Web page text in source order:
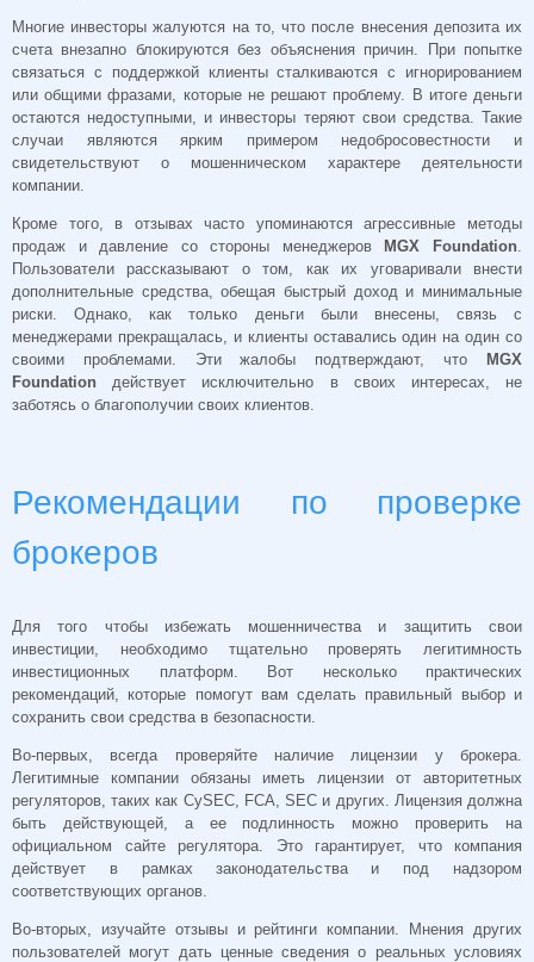
Многие инвесторы жалуются на то, что после внесения депозита их
счета внезапно блокируются без объяснения причин. При попытке
связаться с поддержкой клиенты сталкиваются с игнорированием
или общими фразами, которые не решают проблему. В итоге деньги
остаются недоступными, и инвесторы теряют свои средства. Такие
случаи являются ярким примером недобросовестности и
свидетельствуют о мошенническом характере деятельности
компании.
Кроме того, в отзывах часто упоминаются агрессивные методы
продаж и давление со стороны менеджеров
MGX Foundation
Пользователи рассказывают о том, как их уговаривали внести
дополнительные средства, обещая быстрый доход и минимальные
риски. Однако, как только деньги были внесены, связь с
менеджерами прекращалась, и клиенты оставались один на один со
своими проблемами. Эти жалобы подтверждают, что
MGX
Foundation действует исключительно в своих интересах, не
заботясь о благополучии своих клиентов.
Рекомендации по проверке
брокеров
Для того чтобы избежать мошенничества и защитить свои
инвестиции, необходимо тщательно проверять легитимность
инвестиционных платформ. Вот несколько практических
рекомендаций, которые помогут вам сделать правильный выбор и
сохранить свои средства в безопасности.
Во-первых, всегда проверяйте наличие лицензии у брокера.
Легитимные компании обязаны иметь лицензии от авторитетных
регуляторов, таких как CySEC, FCA, SEC и других. Лицензия должна
быть действующей, а ее подлинность можно проверить на
официальном сайте регулятора. Это гарантирует, что компания
действует в рамках законодательства и под надзором
соответствующих органов.
Во-вторых, изучайте отзывы и рейтинги компании. Мнения других
пользователей могут дать ценные сведения о реальных условиях